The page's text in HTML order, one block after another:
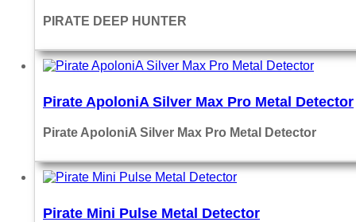
PIRATE DEEP HUNTER
Pirate ApoloniA Silver Max Pro Metal Detector
Pirate ApoloniA Silver Max Pro Metal Detector
Pirate Mini Pulse Metal Detector